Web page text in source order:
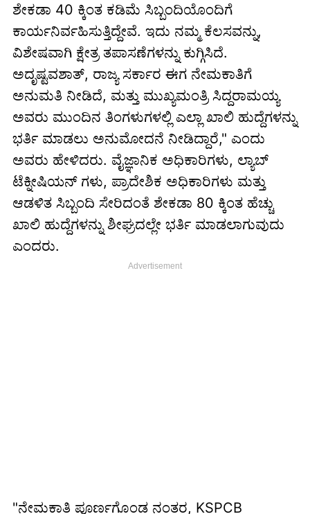
ಶೇಕಡಾ 40 ಕ್ಕಿಂತ ಕಡಿಮೆ ಸಿಬ್ಬಂದಿಯೊಂದಿಗೆ
ಕಾರ್ಯನಿರ್ವಹಿಸುತ್ತಿದ್ದೇವೆ. ಇದು ನಮ್ಮ ಕೆಲಸವನ್ನು,
ವಿಶೇಷವಾಗಿ ಕ್ಷೇತ್ರ ತಪಾಸಣೆಗಳನ್ನು ಕುಗ್ಗಿಸಿದೆ.
ಅದೃಷ್ಟವಶಾತ್, ರಾಜ್ಯ ಸರ್ಕಾರ ಈಗ ನೇಮಕಾತಿಗೆ
ಅನುಮತಿ ನೀಡಿದೆ, ಮತ್ತು ಮುಖ್ಯಮಂತ್ರಿ ಸಿದ್ದರಾಮಯ್ಯ
ಅವರು ಮುಂದಿನ ತಿಂಗಳುಗಳಲ್ಲಿ ಎಲ್ಲಾ ಖಾಲಿ ಹುದ್ದೆಗಳನ್ನು
ಭರ್ತಿ ಮಾಡಲು ಅನುಮೋದನೆ ನೀಡಿದ್ದಾರೆ," ಎಂದು
ಅವರು ಹೇಳಿದರು. ವೈಜ್ಞಾನಿಕ ಅಧಿಕಾರಿಗಳು, ಲ್ಯಾಬ್
ಟೆಕ್ನೀಷಿಯನ್ ಗಳು, ಪ್ರಾದೇಶಿಕ ಅಧಿಕಾರಿಗಳು ಮತ್ತು
ಆಡಳಿತ ಸಿಬ್ಬಂದಿ ಸೇರಿದಂತೆ ಶೇಕಡಾ 80 ಕ್ಕಿಂತ ಹೆಚ್ಚು
ಖಾಲಿ ಹುದ್ದೆಗಳನ್ನು ಶೀಘ್ರದಲ್ಲೇ ಭರ್ತಿ ಮಾಡಲಾಗುವುದು
ಎಂದರು.
"ನೇಮಕಾತಿ ಪೂರ್ಣಗೊಂಡ ನಂತರ, KSPCB